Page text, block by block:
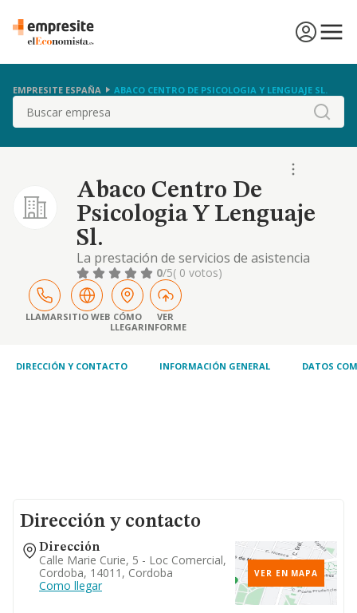
EMPRESITE ESPAÑA ABACO CENTRO DE PSICOLOGIA Y LENGUAJE SL.
Buscar
Abaco Centro De
Psicologia Y Lenguaje
Sl.
La prestación de servicios de asistencia
médica, quirúrgica o sanitaria relativos al
diagnóstico, prevención o tratamiento de
enfermedades, por profesionales médicos o
sanitarios. se incluyen todos aquellos
inherentes a determinar la calificación o el
su cas
0/5( 0 votos)
LLAMARSITIO WEB CÓMO
LLEGAR
VER
INFORME
DIRECCIÓN Y CONTACTO INFORMACIÓN GENERAL DATOS
Dirección y contacto
Dirección
Calle Marie Curie, 5 - Loc Comercial,
Cordoba, 14011, Cordoba
Como llegar
VER EN MAPA